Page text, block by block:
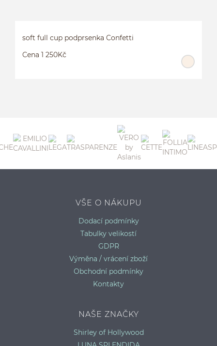
soft full cup podprsenka Confetti
Cena 1 250Kč
VŠE O NÁKUPU
Dodací podmínky
Tabulky velikostí
GDPR
Výměna / vrácení zboží
Obchodní podmínky
Kontakty
NAŠE ZNAČKY
Shirley of Hollywood